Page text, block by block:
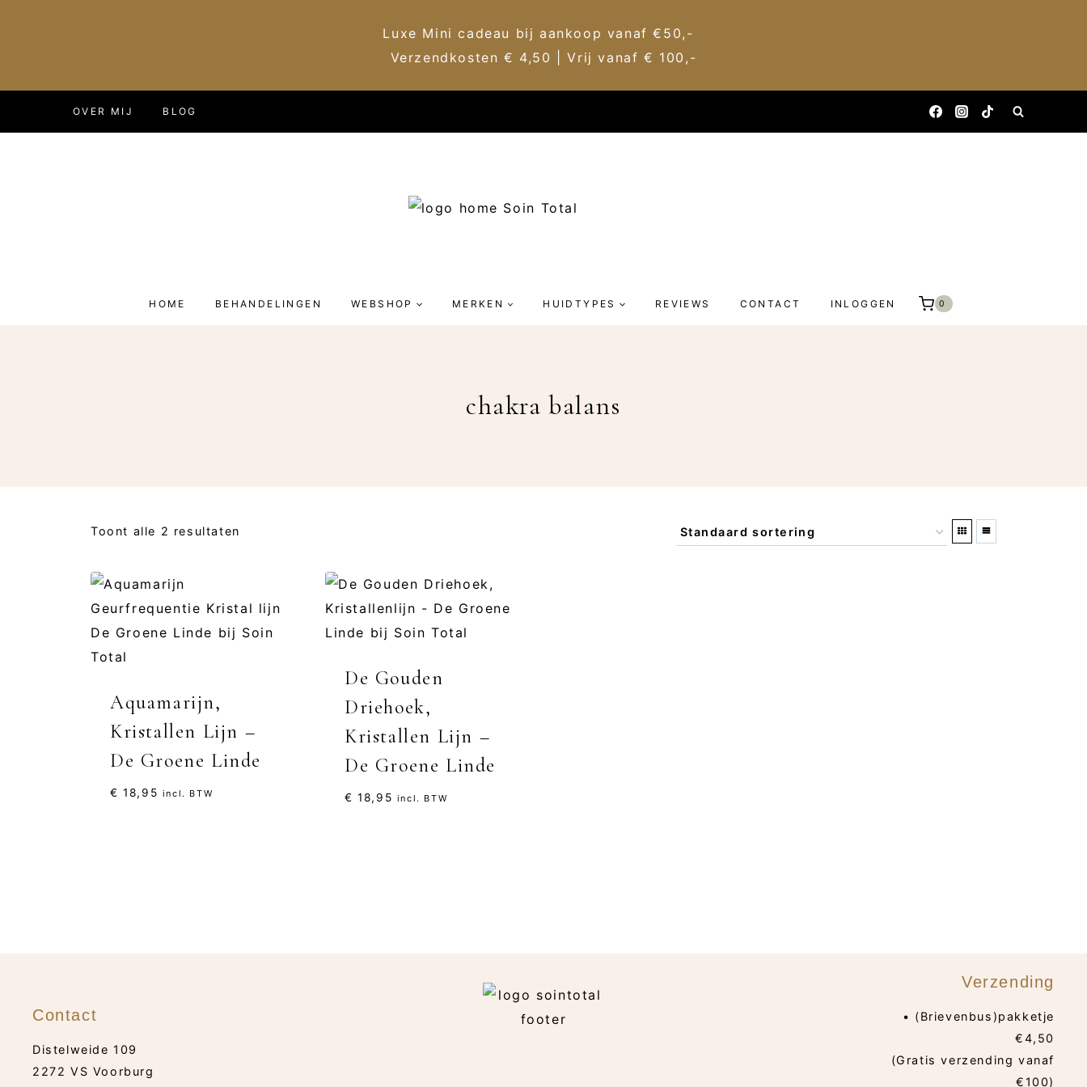
Luxe Mini cadeau bij aankoop vanaf €50,-
Verzendkosten € 4,50 | Vrij vanaf € 100,-
OVER MIJ BLOG
HOME BEHANDELINGEN WEBSHOP MERKEN HUIDTYPES REVIEWS CONTACT INLOGGEN 0
chakra balans
Toont alle 2 resultaten
Aquamarijn,
Kristallen Lijn –
De Groene Linde
€ 18,95 incl. BTW
De Gouden
Driehoek,
Kristallen Lijn –
De Groene Linde
€ 18,95 incl. BTW
Contact
Distelweide 109
2272 VS Voorburg
Verzending
• (Brievenbus)pakketje
€4,50
(Gratis verzending vanaf
€100)